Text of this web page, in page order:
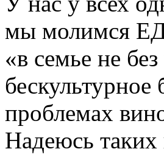
мы молимся
«в семье не
проблемах
Надеюсь таких